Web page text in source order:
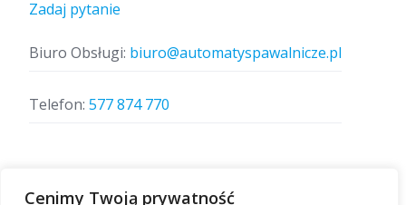
Cenimy Twoją prywatność
Zadaj pytanie
Biuro Obsługi: biuro@automatyspawalnicze.pl
Telefon: 577 874 770